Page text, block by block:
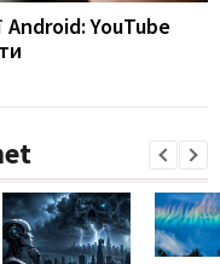
Android: YouTube